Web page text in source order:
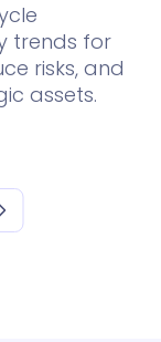
trends for
risks, and
assets.